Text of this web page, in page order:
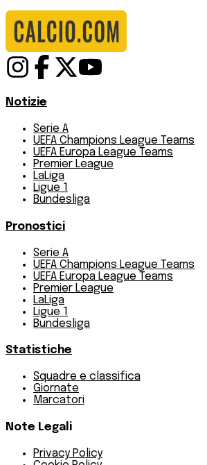
Notizie
Serie A
UEFA Champions League Teams
UEFA Europa League Teams
Premier League
LaLiga
Ligue 1
Bundesliga
Pronostici
Serie A
UEFA Champions League Teams
UEFA Europa League Teams
Premier League
LaLiga
Ligue 1
Bundesliga
Statistiche
Squadre e classifica
Giornate
Marcatori
Note Legali
Privacy Policy